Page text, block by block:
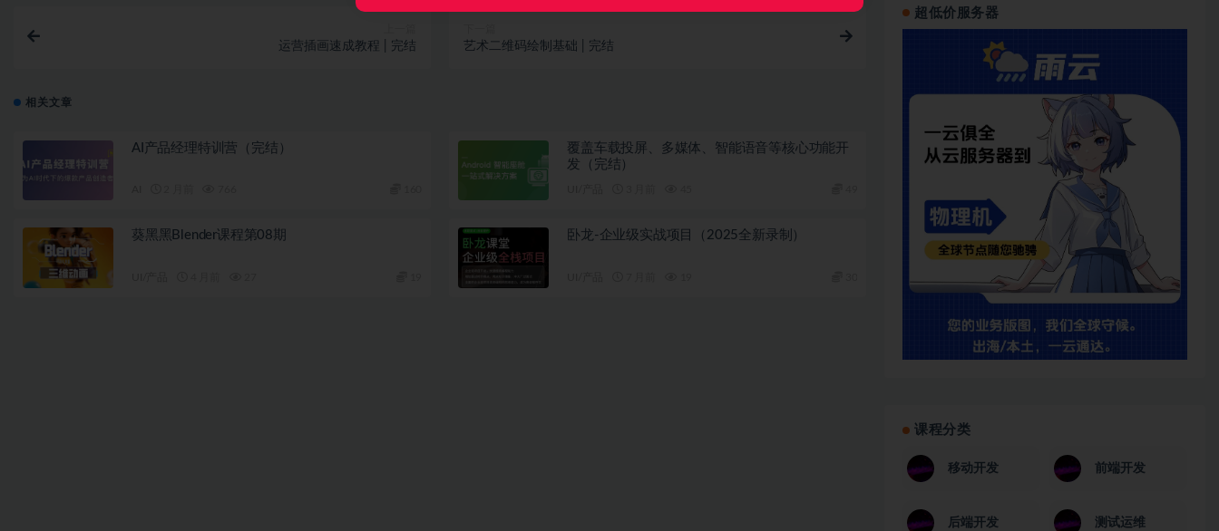
运营插画速成教程 | 完结 艺术二维码绘制基础 | 完结
相关文章
AI产品经理特训营（完结）
覆盖车载投屏、多媒体、智能语音等核心功能开
发（完结）
葵黑黑Blender课程第08期 卧龙-企业级实战项目（2025全新录制）
超低价服务器
课程分类
移动开发 前端开发
后端开发 测试运维